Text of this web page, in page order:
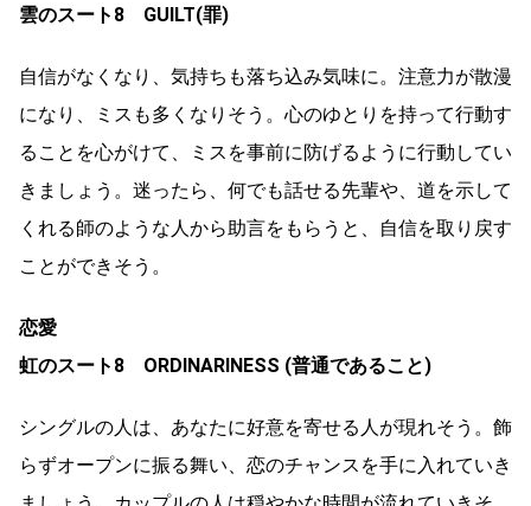
雲のスート8 GUILT(罪)
自信がなくなり、気持ちも落ち込み気味に。注意力が散漫
になり、ミスも多くなりそう。心のゆとりを持って行動す
ることを心がけて、ミスを事前に防げるように行動してい
きましょう。迷ったら、何でも話せる先輩や、道を示して
くれる師のような人から助言をもらうと、自信を取り戻す
ことができそう。
恋愛
虹のスート8 ORDINARINESS (普通であること)
シングルの人は、あなたに好意を寄せる人が現れそう。飾
らずオープンに振る舞い、恋のチャンスを手に入れていき